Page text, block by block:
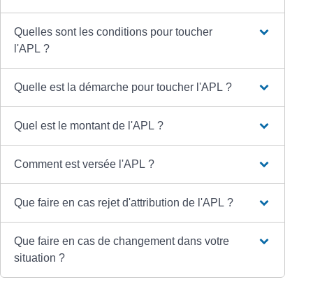
Quelles sont les conditions pour toucher
l'APL ?
Quelle est la démarche pour toucher l'APL ?
Quel est le montant de l'APL ?
Comment est versée l'APL ?
Que faire en cas rejet d'attribution de l'APL ?
Que faire en cas de changement dans votre
situation ?